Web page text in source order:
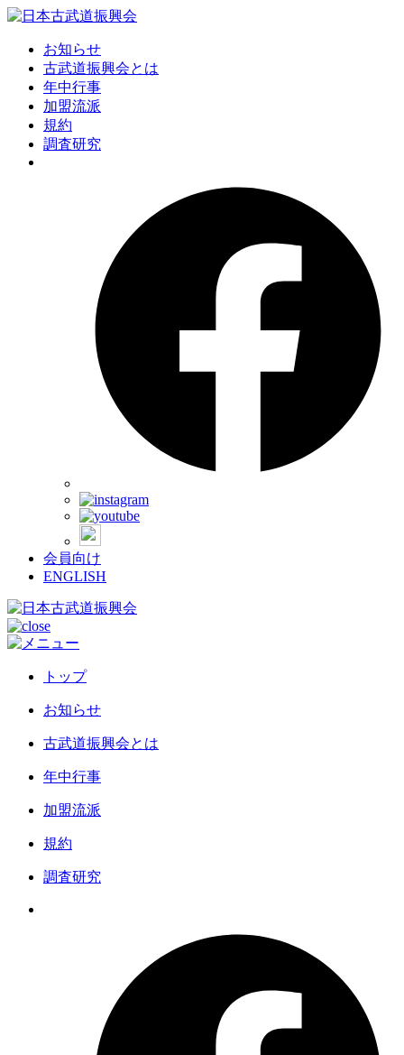
お知らせ
古武道振興会とは
年中行事
加盟流派
規約
調査研究
会員向け
ENGLISH
トップ
お知らせ
古武道振興会とは
年中行事
加盟流派
規約
調査研究